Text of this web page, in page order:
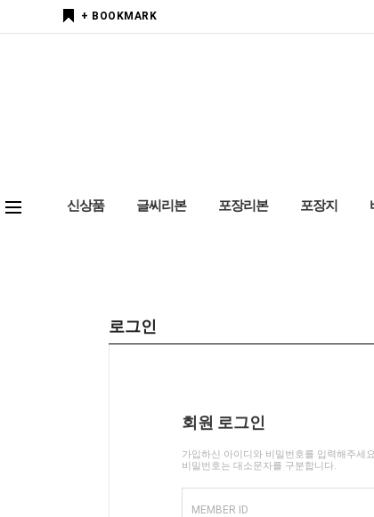
+ BOOKMARK
신상품 글씨리본 포장리본 포장지
로그인
회원 로그인
가입하신 아이디와 비밀번호를 입력해주세
비밀번호는 대소문자를 구분합니다.
MEMBER ID